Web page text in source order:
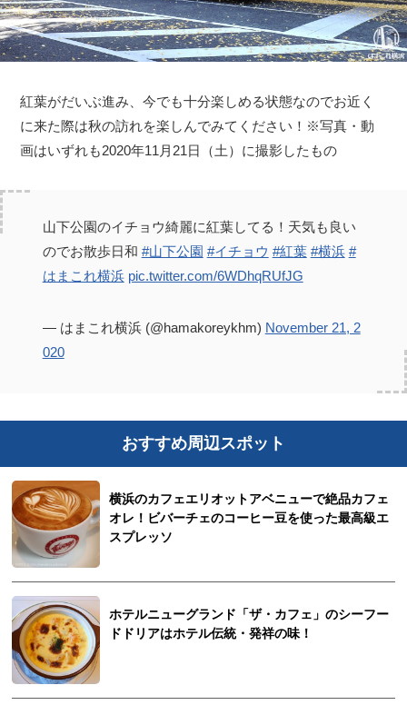
紅葉がだいぶ進み、今でも十分楽しめる状態なのでお近く
に来た際は秋の訪れを楽しんでみてください！※写真・動
画はいずれも2020年11月21日（土）に撮影したもの
山下公園のイチョウ綺麗に紅葉してる！天気も良い
のでお散歩日和 #山下公園 #イチョウ #紅葉 #横浜 #
はまこれ横浜 pic.twitter.com/6WDhqRUfJG
— はまこれ横浜 (@hamakoreykhm) November 21, 2
020
おすすめ周辺スポット
横浜のカフェエリオットアベニューで絶品カフェ
オレ！ビバーチェのコーヒー豆を使った最高級エ
スプレッソ
ホテルニューグランド「ザ・カフェ」のシーフー
ドドリアはホテル伝統・発祥の味！